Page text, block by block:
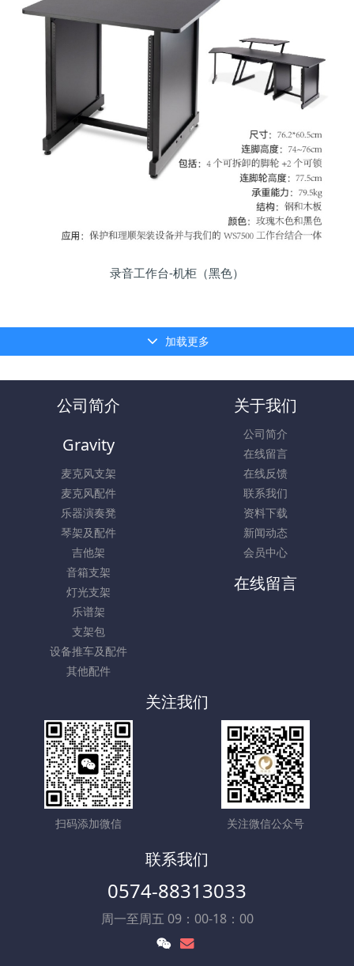
录音工作台-机柜（黑色）
加载更多
公司简介 关于我们
公司简介
在线留言
在线反馈
联系我们
资料下载
新闻动态
会员中心
Gravity
麦克风支架
麦克风配件
乐器演奏凳
琴架及配件
吉他架
音箱支架
灯光支架
乐谱架
支架包
设备推车及配件
其他配件
在线留言
关注我们
扫码添加微信 关注微信公众号
联系我们
0574-88313033
周一至周五 09：00-18：00